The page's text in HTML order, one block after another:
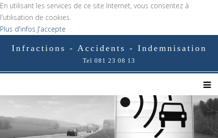
En utilisant les services de ce site Internet, vous consentez à
l'utilisation de cookies.
Plus d'infos J'accepte
Infractions - Accidents - Indemnisation
Tel 081 23 08 13